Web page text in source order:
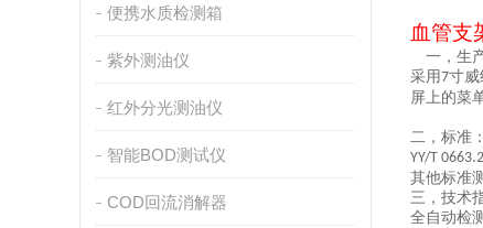
便携水质检测箱
紫外测油仪
红外分光测油仪
智能BOD测试仪
COD回流消解器
血管支
一， 生
采用7寸威
屏上的菜
二， 标准：
YY/T
其他标准
三， 技术
全自动检